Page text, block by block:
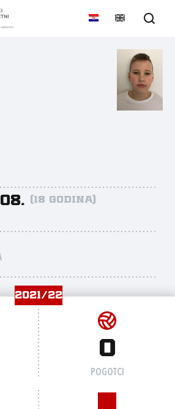
(18 godina)
2021/22
0
POGOTCI